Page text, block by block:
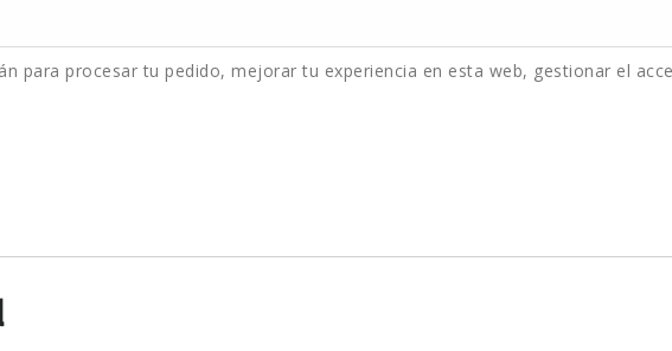
para procesar tu pedido, mejorar tu experiencia en esta web, gestionar el